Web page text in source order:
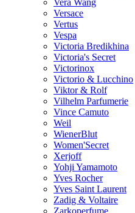
Vera Wang
Versace
Vertus
Vespa
Victoria Bredikhina
Victoria's Secret
Victorinox
Victorio & Lucchino
Viktor & Rolf
Vilhelm Parfumerie
Vince Camuto
Weil
WienerBlut
Women'Secret
Xerjoff
Yohji Yamamoto
Yves Rocher
Yves Saint Laurent
Zadig & Voltaire
Zarkoperfume